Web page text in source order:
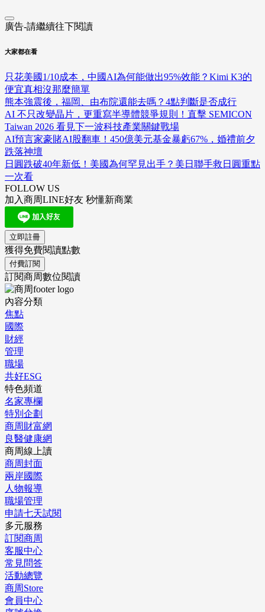
廣告-請繼續往下閱讀
大家都在看
只花美國1/10成本，中國AI為何能做出95%效能？Kimi K3的
便宜真相沒那麼簡單
熊本強震後，福岡、由布院還能去嗎？4點判斷是否成行
AI 不只改變晶片，更重寫半導體競爭規則！直擊 SEMICON
Taiwan 2026 看見下一波科技產業關鍵戰場
AI預言家豪賭AI股翻車！450億美元基金暴虧67%，婚禮前夕
跌落神壇
日圓跌破40年新低！美國為何罕見出手？美日聯手救日圓重點
一次看
FOLLOW US
加入商周LINE好友 秒懂新商業
立即註冊
獲得免費閱讀點數
付費訂閱
訂閱商周數位閱讀
內容分類
焦點
國際
財經
管理
職場
共好ESG
特色頻道
名家專欄
特別企劃
商周財富網
良醫健康網
商周線上讀
商周封面
兩岸國際
人物報導
職場管理
申請七天試閱
多元服務
訂閱商周
客服中心
常見問答
活動總覽
商周Store
會員中心